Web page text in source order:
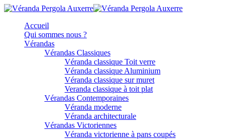
Accueil
Qui sommes nous ?
Vérandas
Vérandas Classiques
Véranda classique Toit verre
Véranda classique Aluminium
Véranda classique sur muret
Veranda classique à toit plat
Vérandas Contemporaines
Véranda moderne
Véranda architecturale
Vérandas Victoriennes
Véranda victorienne à pans coupés